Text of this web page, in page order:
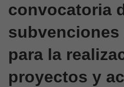
convocatoria
para la
proyectos y